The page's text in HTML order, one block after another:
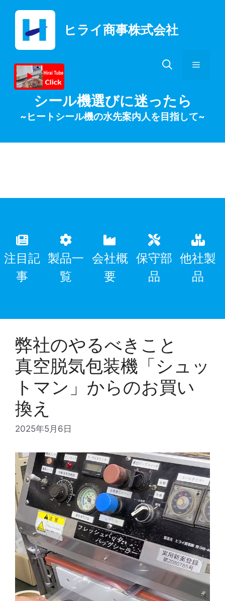
ヒライ商事株式会社
メ
シール機選びに迷ったら
~ヒートシール機の水先案内人を目指して~
注目記
事
製品一
覧
会社概
要
保守部
品
他社製
品
弊社のやるべきこと
真空脱気包装機「シュッ
トマン」からのお買い
換え
2025年5月6日